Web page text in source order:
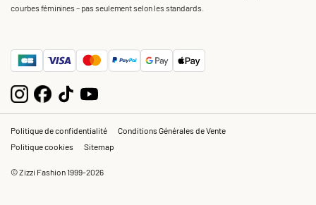
courbes féminines – pas seulement selon les standards.
Politique de confidentialité
Conditions Générales de Vente
Politique cookies
Sitemap
© Zizzi Fashion 1999-2026